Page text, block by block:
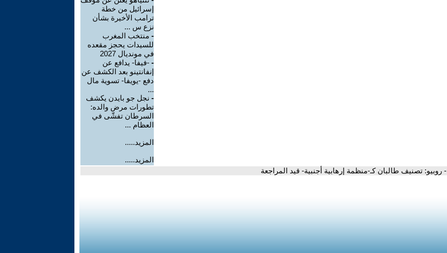
إسرائيل من خطة
ترامب الأخيرة بشأن
نزع س ...
- منتخب المغرب
للسيدات يحجز مقعده
في مونديال 2027
- -فيفا- يدافع عن
إنفانتينو بعد الكشف عن
دفع -يويفا- تسوية مال
...
- نجل جو بايدن يكشف
تطورات مرض والده:
السرطان تفشّى في
العظام ...
المزيد.....
المزيد.....
- روبيو: تصنيف طالبان كـ-منظمة إرهابية أجنبية- قيد المراجعة